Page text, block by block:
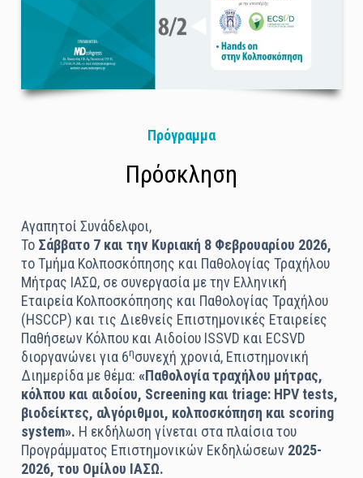
Πρόγραμμα
Πρόσκληση
Αγαπητοί Συνάδελφοι,
Το Σάββατο 7 και την Κυριακή 8 Φεβρουαρίου 2026,
το Τμήμα Κολποσκόπησης και Παθολογίας Τραχήλου
Μήτρας ΙΑΣΩ, σε συνεργασία με την Ελληνική
Εταιρεία Κολποσκόπησης και Παθολογίας Τραχήλου
(HSCCP) και τις Διεθνείς Επιστημονικές Εταιρείες
Παθήσεων Κόλπου και Αιδοίου ISSVD και ECSVD
διοργανώνει για 6ησυνεχή χρονιά, Επιστημονική
Διημερίδα με θέμα:«Παθολογία τραχήλου μήτρας,
κόλπου και αιδοίου, Screening και triage: HPV tests,
βιοδείκτες, αλγόριθμοι, κολποσκόπηση και scoring
system». Η εκδήλωση γίνεται στα πλαίσια του
Προγράμματος Επιστημονικών Εκδηλώσεων 2025-
2026, του Ομίλου ΙΑΣΩ.